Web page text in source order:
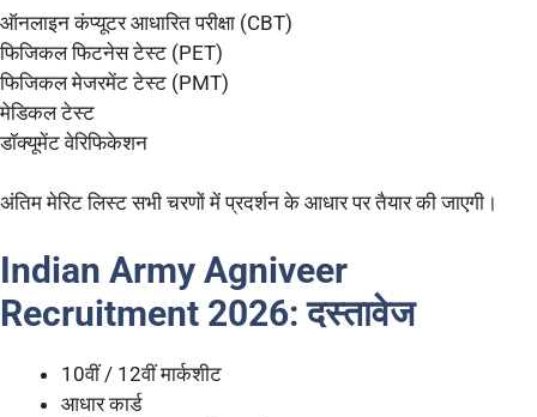
ऑनलाइन कंप्यूटर आधारित परीक्षा (CBT)
फिजिकल फिटनेस टेस्ट (PET)
फिजिकल मेजरमेंट टेस्ट (PMT)
मेडिकल टेस्ट
डॉक्यूमेंट वेरिफिकेशन
अंतिम मेरिट लिस्ट सभी चरणों में प्रदर्शन के आधार पर तैयार की जाएगी।
Indian Army Agniveer
Recruitment 2026:दस्तावेज
10वीं / 12वीं मार्कशीट
आधार कार्ड